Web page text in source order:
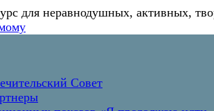
для неравнодушных, активных,
Совет